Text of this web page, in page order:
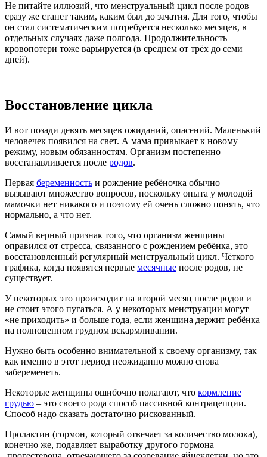
Не питайте иллюзий, что менструальный цикл после родов
сразу же станет таким, каким был до зачатия. Для того, чтобы
он стал систематическим потребуется несколько месяцев, в
отдельных случаях даже полгода. Продолжительность
кровопотери тоже варьируется (в среднем от трёх до семи
дней).
Восстановление цикла
И вот позади девять месяцев ожиданий, опасений. Маленький
человечек появился на свет. А мама привыкает к новому
режиму, новым обязанностям. Организм постепенно
восстанавливается после родов.
Первая беременность и рождение ребёночка обычно
вызывают множество вопросов, поскольку опыта у молодой
мамочки нет никакого и поэтому ей очень сложно понять, что
нормально, а что нет.
Самый верный признак того, что организм женщины
оправился от стресса, связанного с рождением ребёнка, это
восстановленный регулярный менструальный цикл. Чёткого
графика, когда появятся первые месячные после родов, не
существует.
У некоторых это происходит на второй месяц после родов и
не стоит этого пугаться. А у некоторых менструации могут
«не приходить» и больше года, если женщина держит ребёнка
на полноценном грудном вскармливании.
Нужно быть особенно внимательной к своему организму, так
как именно в этот период неожиданно можно снова
забеременеть.
Некоторые женщины ошибочно полагают, что кормление
грудью – это своего рода способ пассивной контрацепции.
Способ надо сказать достаточно рискованный.
Пролактин (гормон, который отвечает за количество молока),
конечно же, подавляет выработку другого гормона –